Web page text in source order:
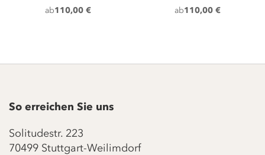
ab110,00 €
ab110,00 €
So erreichen Sie uns
Solitudestr. 223
70499 Stuttgart-Weilimdorf